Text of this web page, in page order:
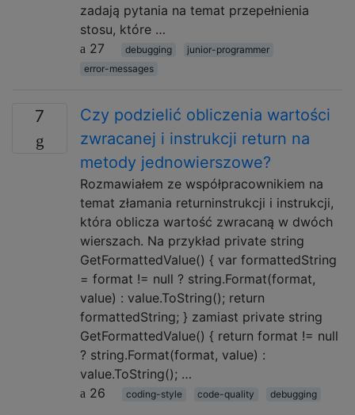
zadają pytania na temat przepełnienia
stosu, które …
27
debugging
junior-programmer
error-messages
7
Czy podzielić obliczenia wartości
zwracanej i instrukcji return na
metody jednowierszowe?
Rozmawiałem ze współpracownikiem na
temat złamania returninstrukcji i instrukcji,
która oblicza wartość zwracaną w dwóch
wierszach. Na przykład private string
GetFormattedValue() { var formattedString
= format != null ? string.Format(format,
value) : value.ToString(); return
formattedString; } zamiast private string
GetFormattedValue() { return format != null
? string.Format(format, value) :
value.ToString(); …
26
coding-style code-quality debugging